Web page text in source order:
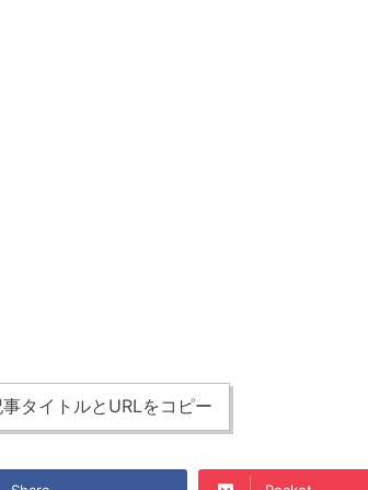
タイトルとURLをコピー